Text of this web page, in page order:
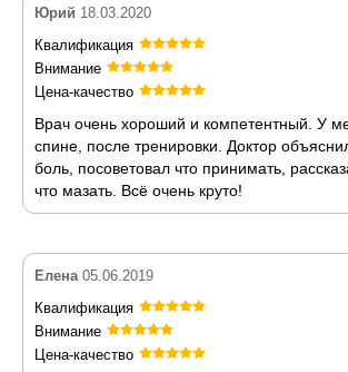
Юрий 18.03.2020
Квалификация
Внимание
Цена-качество
Врач очень хороший и компетентный. У
спине, после тренировки. Доктор
боль, посоветовал что принимать,
что мазать. Всё очень круто!
Елена 05.06.2019
Квалификация
Внимание
Цена-качество